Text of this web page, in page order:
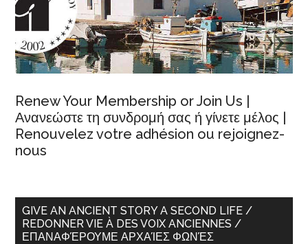
Renew Your Membership or Join Us |
Ανανεώστε τη συνδρομή σας ή γίνετε μέλος |
Renouvelez votre adhésion ou rejoignez-
nous
GIVE AN ANCIENT STORY A SECOND LIFE /
REDONNER VIE À DES VOIX ANCIENNES /
ΕΠΑΝΑΦΈΡΟΥΜΕ ΑΡΧΑΊΕΣ ΦΩΝΈΣ